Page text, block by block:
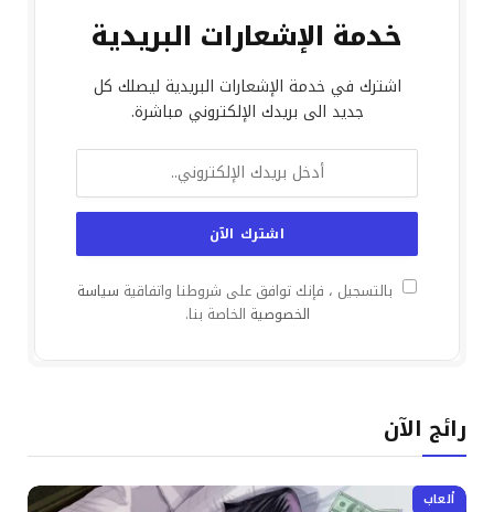
خدمة الإشعارات البريدية
اشترك في خدمة الإشعارات البريدية ليصلك كل
جديد الى بريدك الإلكتروني مباشرة.
بالتسجيل ، فإنك توافق على شروطنا واتفاقية سياسة
الخصوصية الخاصة بنا.
رائج الآن
ألعاب